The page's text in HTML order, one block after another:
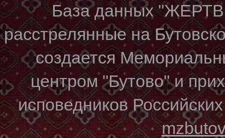
База данных
расстрелянные на
создается
центром "Бутово" и
исповедников